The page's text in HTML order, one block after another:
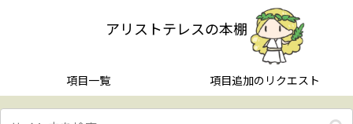
アリストテレスの本棚
項目一覧 項目追加のリクエスト